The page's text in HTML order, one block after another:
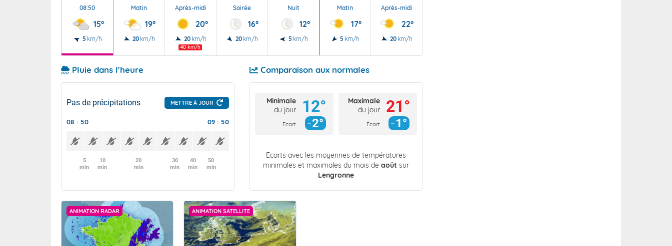
08:50
15°
5 km/h
Matin
19°
20 km/h
Après-midi
20°
20 km/h
40 km/h
Soirée
16°
20 km/h
Nuit
12°
5 km/h
Matin
17°
5 km/h
Après-midi
22°
20 km/h
Pluie dans l'heure
Pas de précipitations METTRE À JOUR
08 : 50 09 : 50
5
min
10
min
20
min
30
min
40
min
50
min
Comparaison aux normales
Minimale
du jour
Ecart
12°
2°
Maximale
du jour
Ecart
21°
1°
Écarts avec les moyennes de températures
minimales et maximales du mois de août sur
Lengronne
ANIMATION RADAR ANIMATION SATELLITE